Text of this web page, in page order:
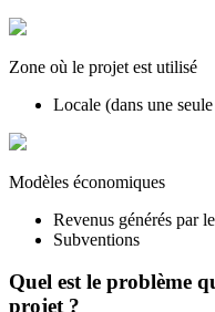
Zone où le projet est utilisé
Locale (dans une
Modèles économiques
Revenus générés par
Subventions
Quel est le problème
projet ?